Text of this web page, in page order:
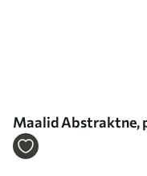
Maalid Abstraktne,
betoontaustal Nr